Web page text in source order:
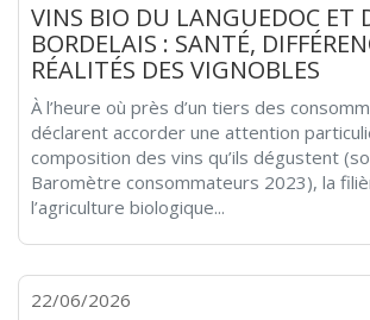
VINS BIO DU LANGUEDOC ET
BORDELAIS : SANTÉ,
RÉALITÉS DES VIGNOBLES
À l’heure où près d’un tiers des
déclarent accorder une attention
composition des vins qu’ils dégustent
Baromètre consommateurs 2023), la
l’agriculture biologique...
22/06/2026